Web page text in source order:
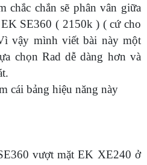
chắc chắn sẽ phân vân giữa
SE360 ( 2150k ) ( cứ cho
vậy mình viết bài này một
chọn Rad dễ dàng hơn và
cái bảng hiệu năng này
vượt mặt EK XE240 ở